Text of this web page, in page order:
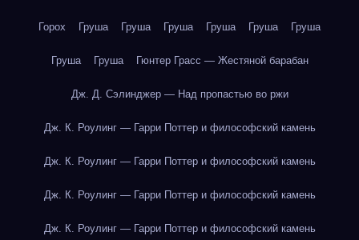
Горох Груша Груша Груша Груша Груша Груша
Груша Груша Гюнтер Грасс — Жестяной барабан
Дж. Д. Сэлинджер — Над пропастью во ржи
Дж. К. Роулинг — Гарри Поттер и философский камень
Дж. К. Роулинг — Гарри Поттер и философский камень
Дж. К. Роулинг — Гарри Поттер и философский камень
Дж. К. Роулинг — Гарри Поттер и философский камень